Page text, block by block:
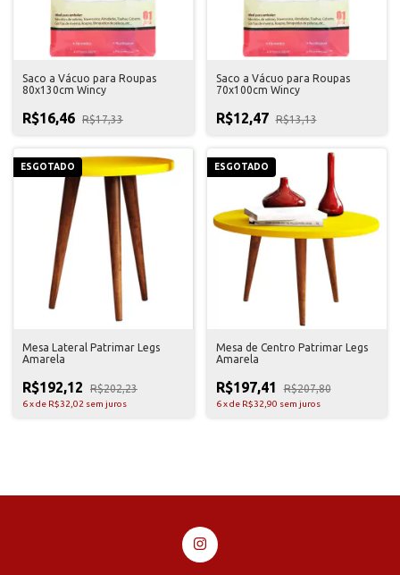
Saco a Vácuo para Roupas
80x130cm Wincy
R$16,46 R$17,33
Saco a Vácuo para Roupas
70x100cm Wincy
R$12,47 R$13,13
ESGOTADO
Mesa Lateral Patrimar Legs
Amarela
R$192,12 R$202,23
6xde R$32,02 sem juros
ESGOTADO
Mesa de Centro Patrimar Legs
Amarela
R$197,41 R$207,80
6 xde R$32,90 sem juros